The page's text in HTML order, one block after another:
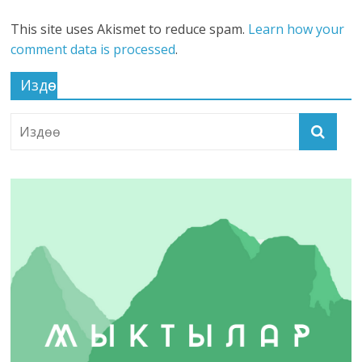
This site uses Akismet to reduce spam. Learn how your
comment data is processed.
Издөө